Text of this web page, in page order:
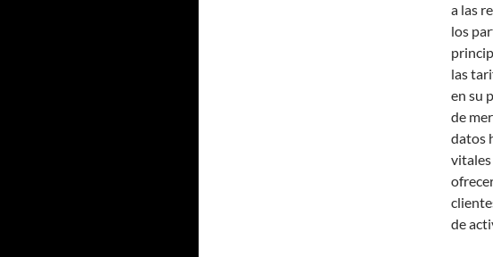
a las
los
las
en su
de
datos
vitales
de